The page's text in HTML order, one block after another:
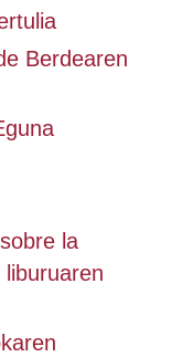
Berdearen
la
liburuaren